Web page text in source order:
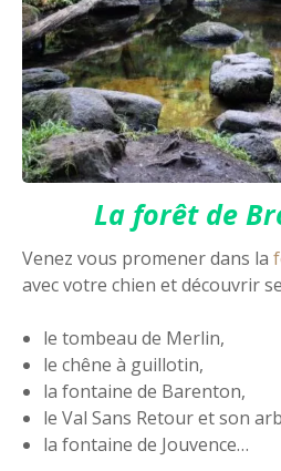
La forêt de
Venez vous promener dans la
avec votre chien et découvrir
le tombeau de Merlin,
le chêne à guillotin,
la fontaine de Barenton,
le Val Sans Retour et son
la fontaine de Jouvence…